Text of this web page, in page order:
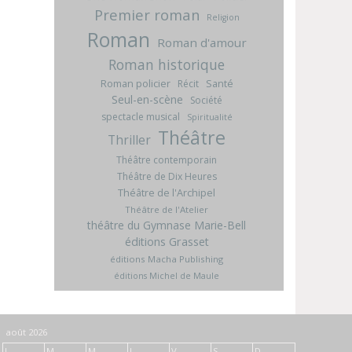
Premier roman Religion
Roman Roman d'amour
Roman historique
Roman policier Récit Santé
Seul-en-scène
Société
spectacle musical
Spiritualité
Thriller Théâtre
Théâtre contemporain
Théâtre de Dix Heures
Théâtre de l'Archipel
Théâtre de l'Atelier
théâtre du Gymnase Marie-Bell
éditions Grasset
éditions Macha Publishing
éditions Michel de Maule
août 2026